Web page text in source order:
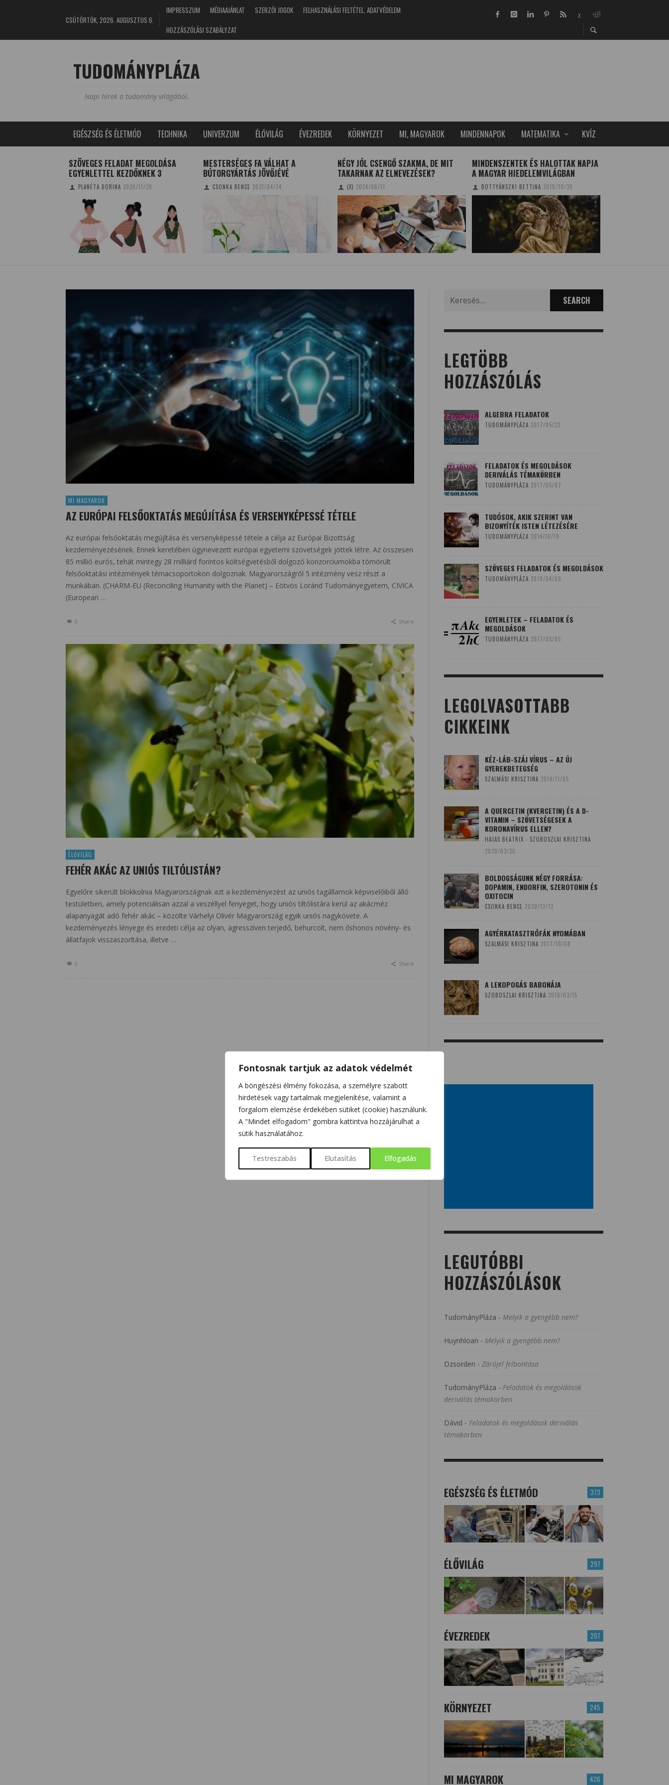
Fontosnak tartjuk az adatok védelmét
A böngészési élmény fokozása, a személyre szabott
hirdetések vagy tartalmak megjelenítése, valamint a
forgalom elemzése érdekében sütiket (cookie) használunk.
A "Mindet elfogadom" gombra kattintva hozzájárulhat a
sütik használatához.
Testreszabás Elutasítás Elfogadás
CSÜTÖRTÖK, 2026. AUGUSZTUS 6.
IMPRESSZUM MÉDIAAJÁNLAT SZERZŐI JOGOK
FELHASZNÁLÁSI FELTÉTEL, ADATVÉDELEM
HOZZÁSZÓLÁSI SZABÁLYZAT
TUDOMÁNYPLÁZA
Napi hírek a tudomány világából.
EGÉSZSÉG ÉS ÉLETMÓD TECHNIKA UNIVERZUM ÉLŐVILÁG ÉVEZREDEK KÖRNYEZET MI, MAGYAROK MINDENNAPOK MATEMATIKA KVÍZ
SZÖVEGES FELADAT MEGOLDÁSA
EGYENLETTEL KEZDŐKNEK 3
PLANÉTA DORINA 2020/11/20
MESTERSÉGES FA VÁLHAT A
BÚTORGYÁRTÁS JÖVŐJÉVÉ
CSONKA BENCE 2021/04/24
NÉGY JÓL CSENGŐ SZAKMA, DE MIT
TAKARNAK AZ ELNEVEZÉSEK?
(X) 2024/06/11
MINDENSZENTEK ÉS HALOTTAK NAPJA
A MAGYAR HIEDELEMVILÁGBAN
BOTTYÁNSZKI BETTINA 2018/10/30
MI MAGYAROK
AZ EURÓPAI FELSŐOKTATÁS MEGÚJÍTÁSA ÉS VERSENYKÉPESSÉ TÉTELE
Az európai felsőoktatás megújítása és versenyképessé tétele a célja az Európai Bizottság
kezdeményezésének. Ennek keretében úgynevezett európai egyetemi szövetségek jöttek létre. Az összesen
85 millió eurós, tehát mintegy 28 milliárd forintos költségvetésből dolgozó konzorciumokba tömörült
felsőoktatási intézmények témacsoportokon dolgoznak. Magyarországról 5 intézmény vesz részt a
munkában. (CHARM-EU (Reconciling Humanity with the Planet) – Eötvös Loránd Tudományegyetem, CIVICA
(European …
0 Share
ÉLŐVILÁG
FEHÉR AKÁC AZ UNIÓS TILTÓLISTÁN?
Egyelőre sikerült blokkolnia Magyarországnak azt a kezdeményezést az uniós tagállamok képviselőiből álló
testületben, amely potenciálisan azzal a veszéllyel fenyeget, hogy uniós tiltólistára kerül az akácméz
alapanyagát adó fehér akác – közölte Várhelyi Olivér Magyarország egyik uniós nagykövete. A
kezdeményezés lényege és eredeti célja az olyan, agresszíven terjedő, behurcolt, nem őshonos növény- és
állatfajok visszaszorítása, illetve …
0 Share
for:
LEGTÖBB
HOZZÁSZÓLÁS
ALGEBRA FELADATOK
TUDOMÁNYPLÁZA 2017/05/23
FELADATOK ÉS MEGOLDÁSOK
DERIVÁLÁS TÉMAKÖRBEN
TUDOMÁNYPLÁZA 2017/05/07
TUDÓSOK, AKIK SZERINT VAN
BIZONYÍTÉK ISTEN LÉTEZÉSÉRE
TUDOMÁNYPLÁZA 2014/10/19
SZÖVEGES FELADATOK ÉS MEGOLDÁSOK
TUDOMÁNYPLÁZA 2019/04/09
EGYENLETEK – FELADATOK ÉS
MEGOLDÁSOK
TUDOMÁNYPLÁZA 2017/05/05
LEGOLVASOTTABB
CIKKEINK
KÉZ-LÁB-SZÁJ VÍRUS – AZ ÚJ
GYEREKBETEGSÉG
SZALMÁSI KRISZTINA 2014/11/05
A QUERCETIN (KVERCETIN) ÉS A D-
VITAMIN – SZÖVETSÉGESEK A
KORONAVÍRUS ELLEN?
HAJAS BEATRIX - SZOBOSZLAI KRISZTINA
2020/03/20
BOLDOGSÁGUNK NÉGY FORRÁSA:
DOPAMIN, ENDORFIN, SZEROTONIN ÉS
OXITOCIN
CSONKA BENCE 2020/12/12
AGYÉRKATASZTRÓFÁK NYOMÁBAN
SZALMÁSI KRISZTINA 2017/10/08
A LEKOPOGÁS BABONÁJA
SZOBOSZLAI KRISZTINA 2018/03/15
LEGUTÓBBI
HOZZÁSZÓLÁSOK
TudományPláza - Melyik a gyengébb nem?
Huynhloan - Melyik a gyengébb nem?
Dzsorden - Zárójel felbontása
TudományPláza - Feladatok és megoldások
deriválás témakörben
Dávid - Feladatok és megoldások deriválás
témakörben
373
EGÉSZSÉG ÉS ÉLETMÓD
297
ÉLŐVILÁG
207
ÉVEZREDEK
245
KÖRNYEZET
426
MI MAGYAROK